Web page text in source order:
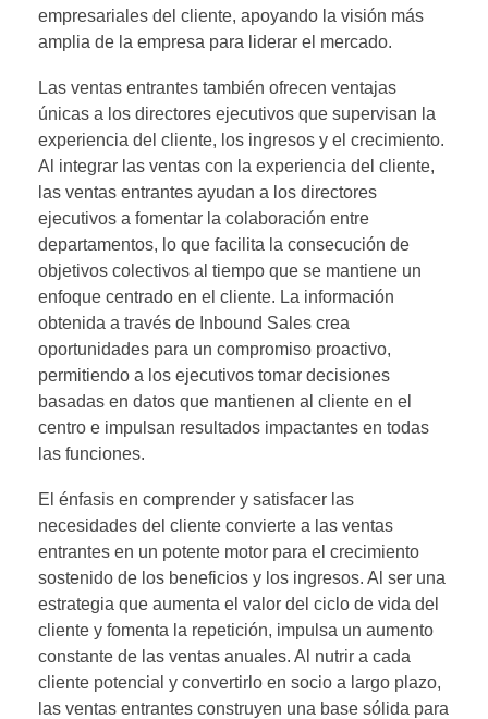
empresariales del cliente, apoyando la visión más
amplia de la empresa para liderar el mercado.
Las ventas entrantes también ofrecen ventajas
únicas a los directores ejecutivos que supervisan la
experiencia del cliente, los ingresos y el crecimiento.
Al integrar las ventas con la experiencia del cliente,
las ventas entrantes ayudan a los directores
ejecutivos a fomentar la colaboración entre
departamentos, lo que facilita la consecución de
objetivos colectivos al tiempo que se mantiene un
enfoque centrado en el cliente. La información
obtenida a través de Inbound Sales crea
oportunidades para un compromiso proactivo,
permitiendo a los ejecutivos tomar decisiones
basadas en datos que mantienen al cliente en el
centro e impulsan resultados impactantes en todas
las funciones.
El énfasis en comprender y satisfacer las
necesidades del cliente convierte a las ventas
entrantes en un potente motor para el crecimiento
sostenido de los beneficios y los ingresos. Al ser una
estrategia que aumenta el valor del ciclo de vida del
cliente y fomenta la repetición, impulsa un aumento
constante de las ventas anuales. Al nutrir a cada
cliente potencial y convertirlo en socio a largo plazo,
las ventas entrantes construyen una base sólida para